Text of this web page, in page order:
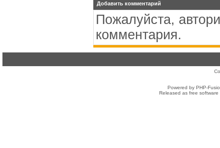
Добавить комментарий
Пожалуйста,
комментария.
Powered by PHP-
Released as free